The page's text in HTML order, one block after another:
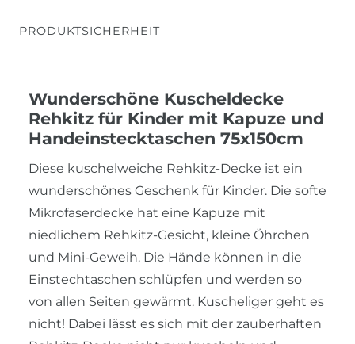
PRODUKTSICHERHEIT
Wunderschöne Kuscheldecke
Rehkitz für Kinder mit Kapuze und
Handeinstecktaschen 75x150cm
Diese kuschelweiche Rehkitz-Decke ist ein
wunderschönes Geschenk für Kinder. Die softe
Mikrofaserdecke hat eine Kapuze mit
niedlichem Rehkitz-Gesicht, kleine Öhrchen
und Mini-Geweih. Die Hände können in die
Einstechtaschen schlüpfen und werden so
von allen Seiten gewärmt. Kuscheliger geht es
nicht! Dabei lässt es sich mit der zauberhaften